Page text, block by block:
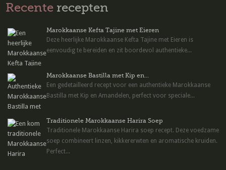
Recente recepten
Marokkaanse Kefta Tajine met Eieren
Deze heerlijke Marokkaanse Kefta Tajine met Eieren is
eenvoudig te bereiden en zit boordevol authentieke...
Marokkaanse Bastilla met Kip en...
Een gedetailleerd recept voor een authentieke Marokkaanse
Bastilla met Kip en Amandelen, perfect voor speciale...
Traditionele Marokkaanse Harira Soep
Traditionele Marokkaanse Harira soep recept. Deze voedzame
soep combineert linzen, kikkererwten en aromatische kruiden.
Perfect...